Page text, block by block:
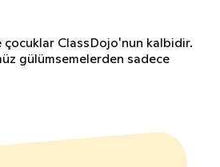
ClassDojo'nun kalbidir.
gülümsemelerden sadece